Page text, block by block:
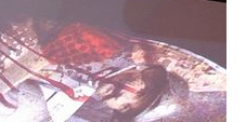
Великомученик